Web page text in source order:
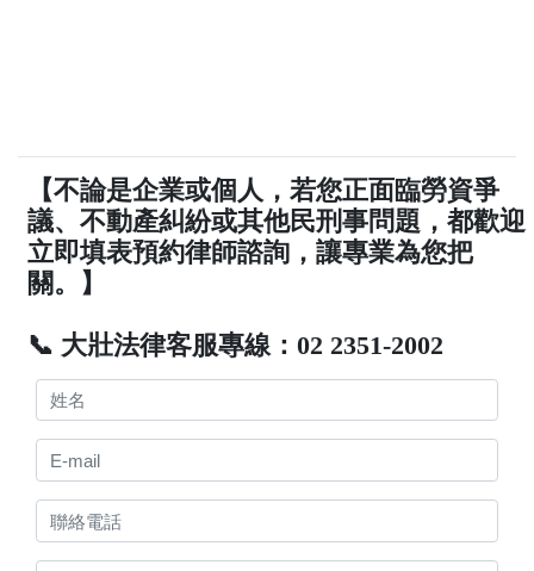
【不論是企業或個人，若您正面臨勞資爭
議、不動產糾紛或其他民刑事問題，都歡迎
立即填表預約律師諮詢，讓專業為您把
關。】
📞 大壯法律客服專線：02 2351-2002